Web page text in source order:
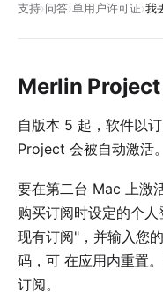
支持›问答›单用户许可证›我
Merlin Project
自版本 5 起，软件以
Project 会被自动激活
要在第二台 Mac 上激
购买订阅时设定的个
现有订阅"，并输入您
码，可 在应用内重置
订阅。